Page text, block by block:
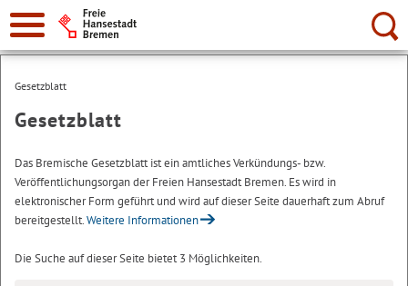
Suche:
Gesetzblatt
Gesetzblatt
Das Bremische Gesetzblatt ist ein amtliches Verkündungs- bzw.
Veröffentlichungsorgan der Freien Hansestadt Bremen. Es wird in
elektronischer Form geführt und wird auf dieser Seite dauerhaft zum Abruf
bereitgestellt.Weitere Informationen
Die Suche auf dieser Seite bietet 3 Möglichkeiten.